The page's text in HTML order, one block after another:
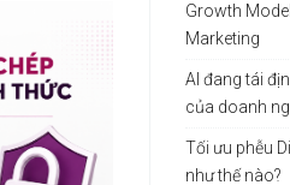
Growth
Marketing
AI đang tái
của doanh
Tối ưu phễu
như thế nào?